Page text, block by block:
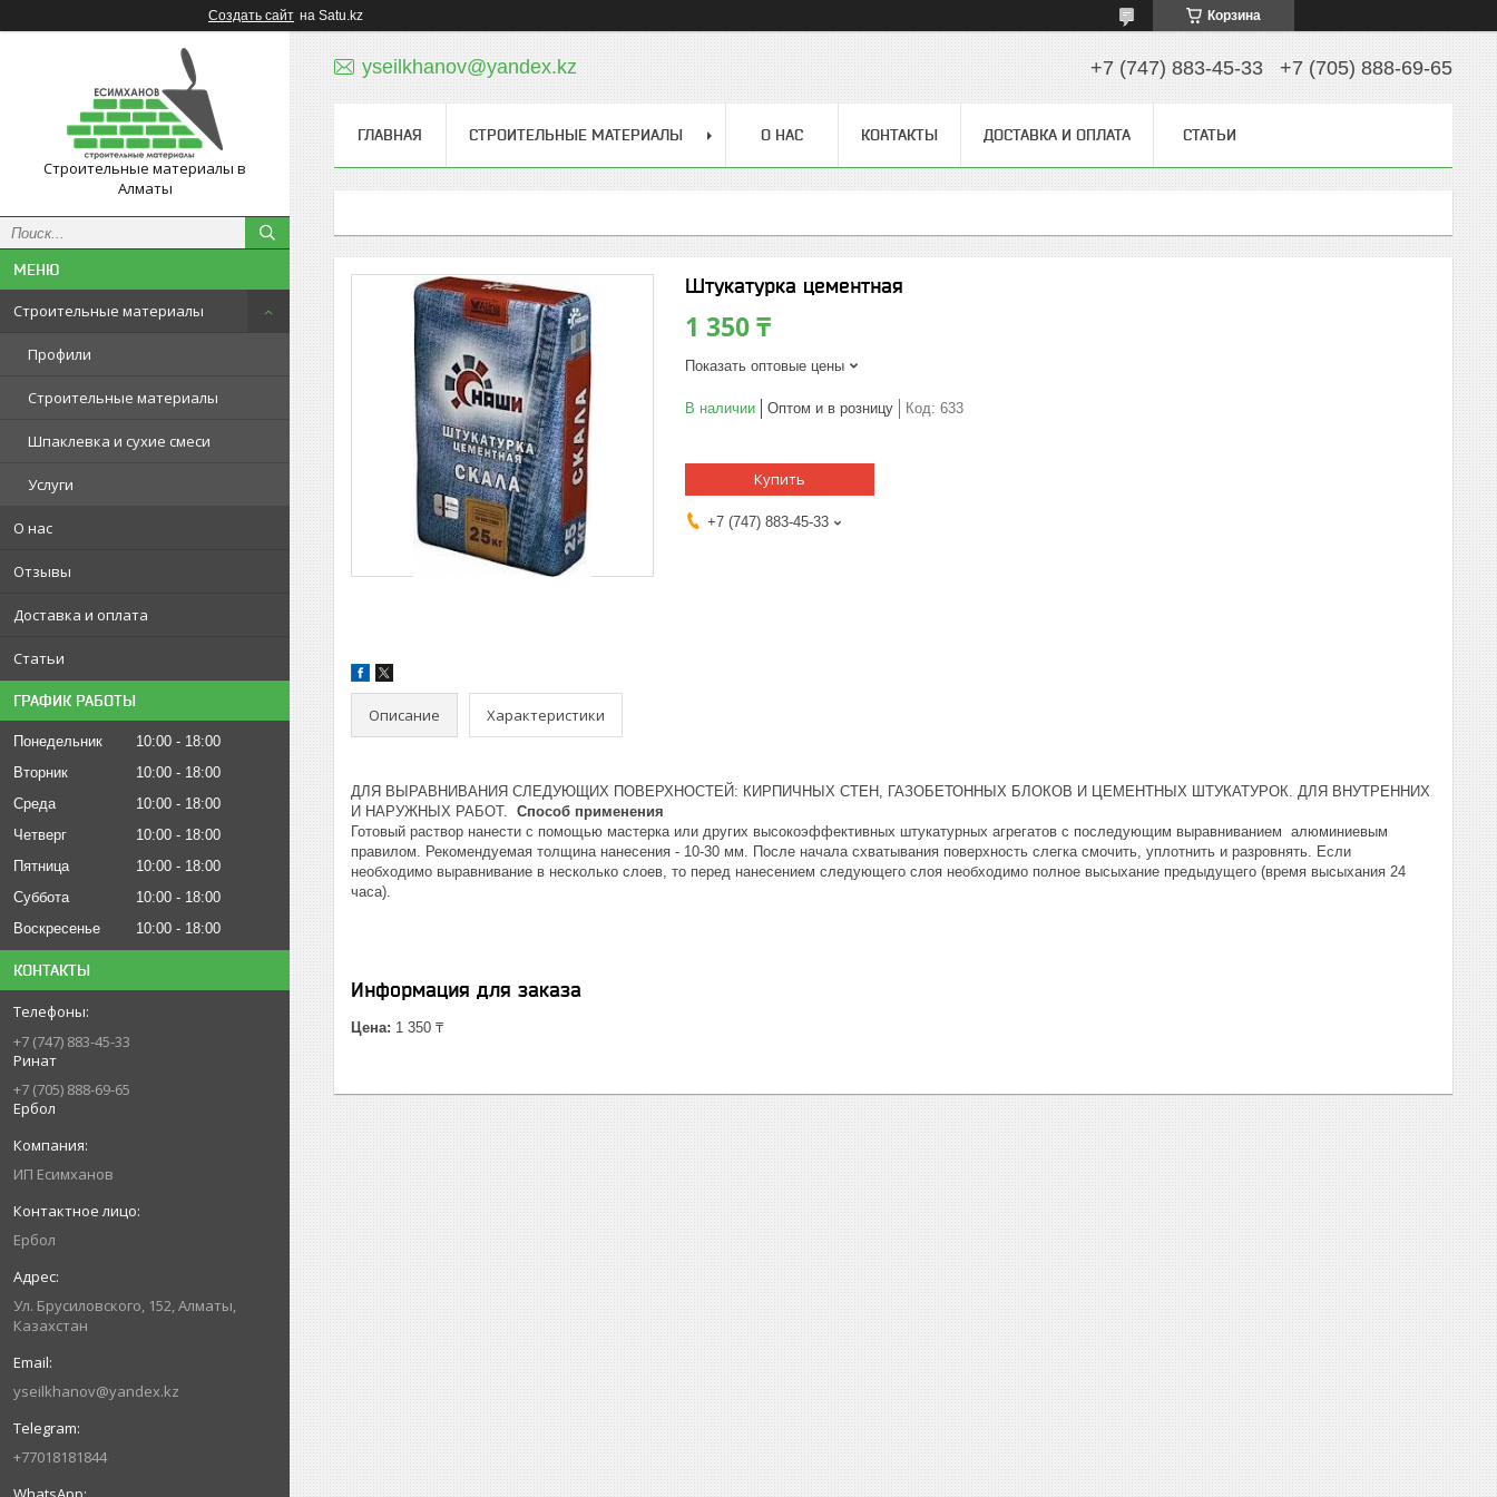
Создать сайт на Satu.kz Корзина
Строительные материалы в
Алматы
Строительные материалы
Профили
Строительные материалы
Шпаклевка и сухие смеси
Услуги
О нас
Отзывы
Доставка и оплата
Статьи
ГРАФИК РАБОТЫ
Понедельник 10:00
18:00
Вторник
10:00
18:00
Среда
10:00
18:00
Четверг
10:00
18:00
Пятница
10:00
18:00
Суббота
10:00
18:00
Воскресенье
10:00 18:00
КОНТАКТЫ
+7 (747) 883-45-33
Ринат
+7 (705) 888-69-65
Ербол
ИП Есимxанов
Ербол
Ул. Брусиловского, 152, Алматы,
Казахстан
yseilkhanov@yandex.kz
+77018181844
yseilkhanov@yandex.kz +7 (747) 883-45-33 +7 (705) 888-69-65
ГЛАВНАЯ СТРОИТЕЛЬНЫЕ МАТЕРИАЛЫ О НАС КОНТАКТЫ ДОСТАВКА И ОПЛАТА СТАТЬИ
Штукатурка цементная
1 350 ₸
Показать оптовые цены
В наличии Оптом и в розницу Код: 633
Купить
+7 (747) 883-45-33
Описание Характеристики
ДЛЯ ВЫРАВНИВАНИЯ СЛЕДУЮЩИХ ПОВЕРХНОСТЕЙ: КИРПИЧНЫХ СТЕН, ГАЗОБЕТОННЫХ БЛОКОВ И ЦЕМЕНТНЫХ ШТУКАТУРОК. ДЛЯ ВНУТРЕННИХ
И НАРУЖНЫХ РАБОТ. Способ применения
Готовый раствор нанести с помощью мастерка или других высокоэффективных штукатурных агрегатов с последующим выравниванием алюминиевым
правилом. Рекомендуемая толщина нанесения - 10-30 мм. После начала схватывания поверхность слегка смочить, уплотнить и разровнять. Если
необходимо выравнивание в несколько слоев, то перед нанесением следующего слоя необходимо полное высыхание предыдущего (время высыхания 24
часа).
Информация для заказа
Цена: 1 350 ₸